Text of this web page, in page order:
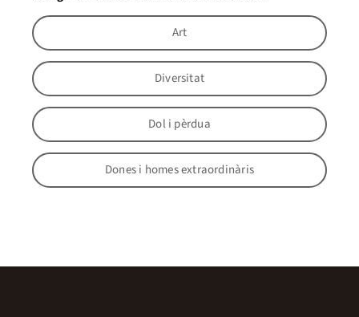
Art
Diversitat
Dol i pèrdua
Dones i homes extraordinàris